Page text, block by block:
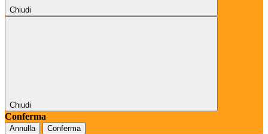
Chiudi
Chiudi
Conferma
Annulla Conferma